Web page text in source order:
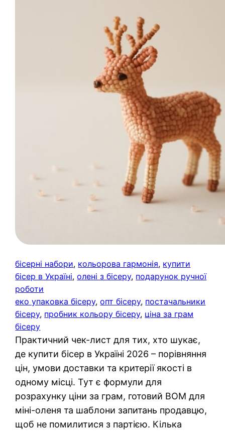
бісерні набори, кольорова гармонія, купити
бісер в Україні, олені з бісеру, подарунок ручної
роботи
еко упаковка бісеру, опт бісеру, постачальники
бісеру, пробник кольору бісеру, ціна за грам
бісеру
Практичний чек-лист для тих, хто шукає,
де купити бісер в Україні 2026 – порівняння
цін, умови доставки та критерії якості в
одному місці. Тут є формули для
розрахунку ціни за грам, готовий BOM для
міні-оленя та шаблони запитань продавцю,
щоб не помилитися з партією. Кілька